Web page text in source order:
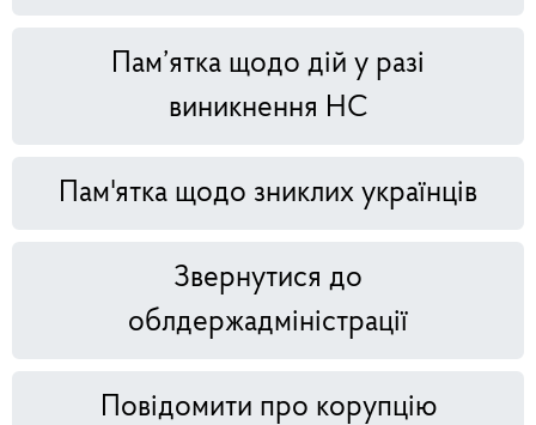
Пам’ятка щодо дій у разі
виникнення НС
Пам'ятка щодо зниклих українців
Звернутися до
облдержадміністрації
Повідомити про корупцію